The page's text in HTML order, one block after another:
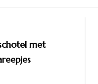
met